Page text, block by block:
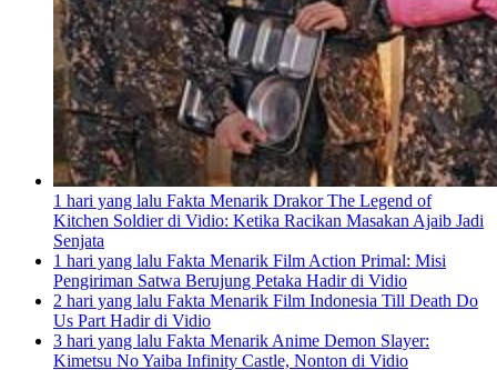
1 hari yang lalu Fakta Menarik Drakor The Legend of
Kitchen Soldier di Vidio: Ketika Racikan Masakan Ajaib Jadi
Senjata
1 hari yang lalu Fakta Menarik Film Action Primal: Misi
Pengiriman Satwa Berujung Petaka Hadir di Vidio
2 hari yang lalu Fakta Menarik Film Indonesia Till Death Do
Us Part Hadir di Vidio
3 hari yang lalu Fakta Menarik Anime Demon Slayer:
Kimetsu No Yaiba Infinity Castle, Nonton di Vidio